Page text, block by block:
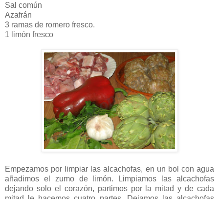
Sal común
Azafrán
3 ramas de romero fresco.
1 limón fresco
Empezamos por limpiar las alcachofas, en un bol con agua
añadimos el zumo de limón. Limpiamos las alcachofas
dejando solo el corazón, partimos por la mitad y de cada